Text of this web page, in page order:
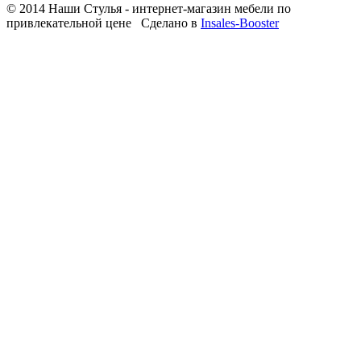
© 2014 Наши Стулья - интернет-магазин мебели по
привлекательной цене
Сделано в Insales-Booster